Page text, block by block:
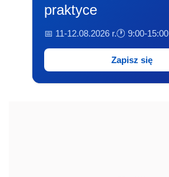
praktyce
📅 11-12.08.2026 r.🕐 9:00-15:00
Zapisz się